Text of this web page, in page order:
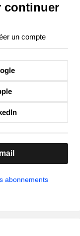
continuer
un compte
abonnements